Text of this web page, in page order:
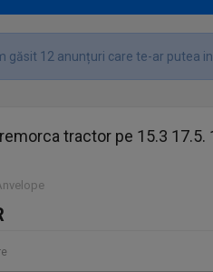
găsit 12 anunțuri care te-ar putea
tractor pe 15.3 17.5.